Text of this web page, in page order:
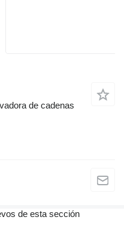
de cadenas
de esta sección